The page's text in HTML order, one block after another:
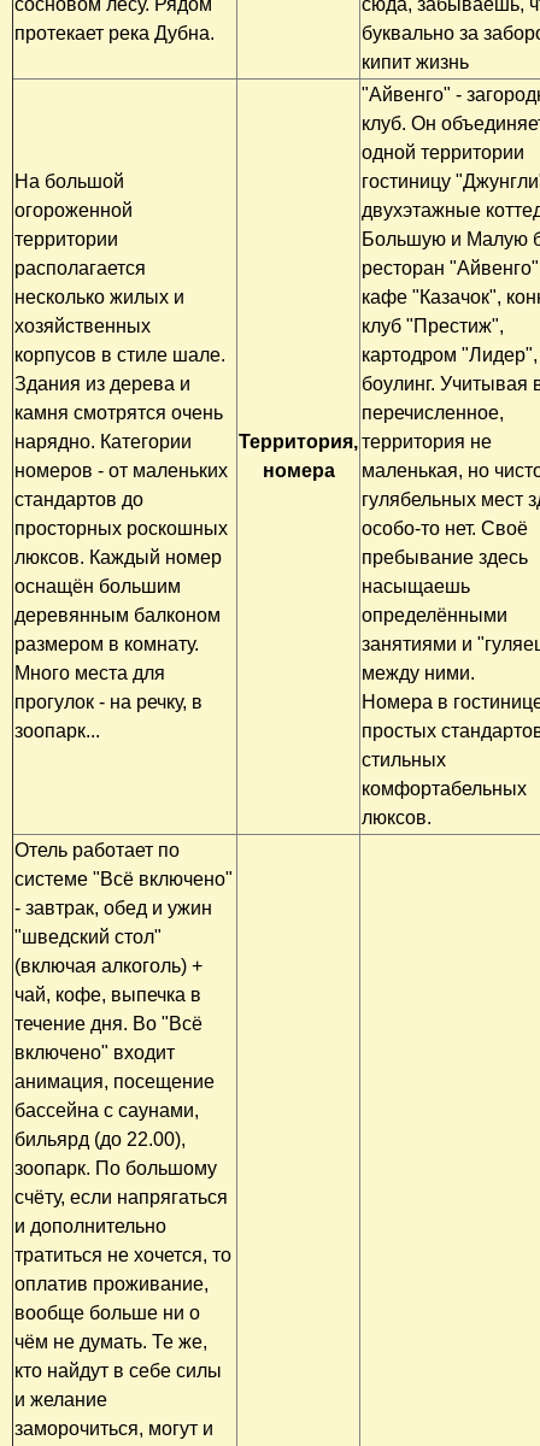
сосновом лесу. Рядом
протекает река Дубна.
сюда, забываешь,
буквально за
кипит жизнь
На большой
огороженной
территории
располагается
несколько жилых и
хозяйственных
корпусов в стиле шале.
Здания из дерева и
камня смотрятся очень
нарядно. Категории
номеров - от маленьких
стандартов до
просторных роскошных
люксов. Каждый номер
оснащён большим
деревянным балконом
размером в комнату.
Много места для
прогулок - на речку, в
зоопарк...
Территория,
номера
"Айвенго" -
клуб. Он
одной территории
гостиницу
двухэтажные
Большую и Малую
ресторан
кафе "Казачок",
клуб "Престиж",
картодром "Лидер",
боулинг. Учитывая
перечисленное,
территория не
маленькая, но
гулябельных мест
особо-то нет. Своё
пребывание здесь
насыщаешь
определёнными
занятиями и
между ними.
Номера в
простых
стильных
комфортабельных
люксов.
Отель работает по
системе "Всё включено"
- завтрак, обед и ужин
"шведский стол"
(включая алкоголь) +
чай, кофе, выпечка в
течение дня. Во "Всё
включено" входит
анимация, посещение
бассейна с саунами,
бильярд (до 22.00),
зоопарк. По большому
счёту, если напрягаться
и дополнительно
тратиться не хочется, то
оплатив проживание,
вообще больше ни о
чём не думать. Те же,
кто найдут в себе силы
и желание
заморочиться, могут и